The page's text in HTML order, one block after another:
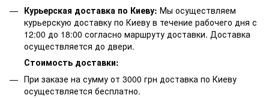
Курьерская доставка по Киеву: Мы осуществляем
курьерскую доставку по Киеву в течение рабочего дня с
12:00 до 18:00 согласно маршруту доставки. Доставка
осуществляется до двери.
Стоимость доставки:
При заказе на сумму от 3000 грн доставка по Киеву
осуществляется бесплатно.